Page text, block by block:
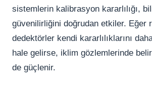
sistemlerin kalibrasyon kararlılığı,
güvenilirliğini doğrudan etkiler. Eğer
dedektörler kendi kararlılıklarını
hale gelirse, iklim gözlemlerinde
de güçlenir.